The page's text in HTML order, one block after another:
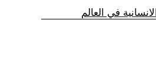
في العالم